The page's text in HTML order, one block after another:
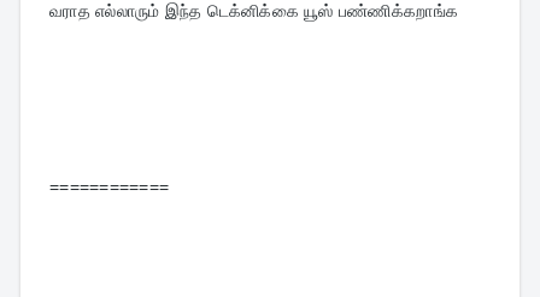
வராத எல்லாரும் இந்த டெக்னிக்கை யூஸ் பண்ணிக்கறாங்க
============